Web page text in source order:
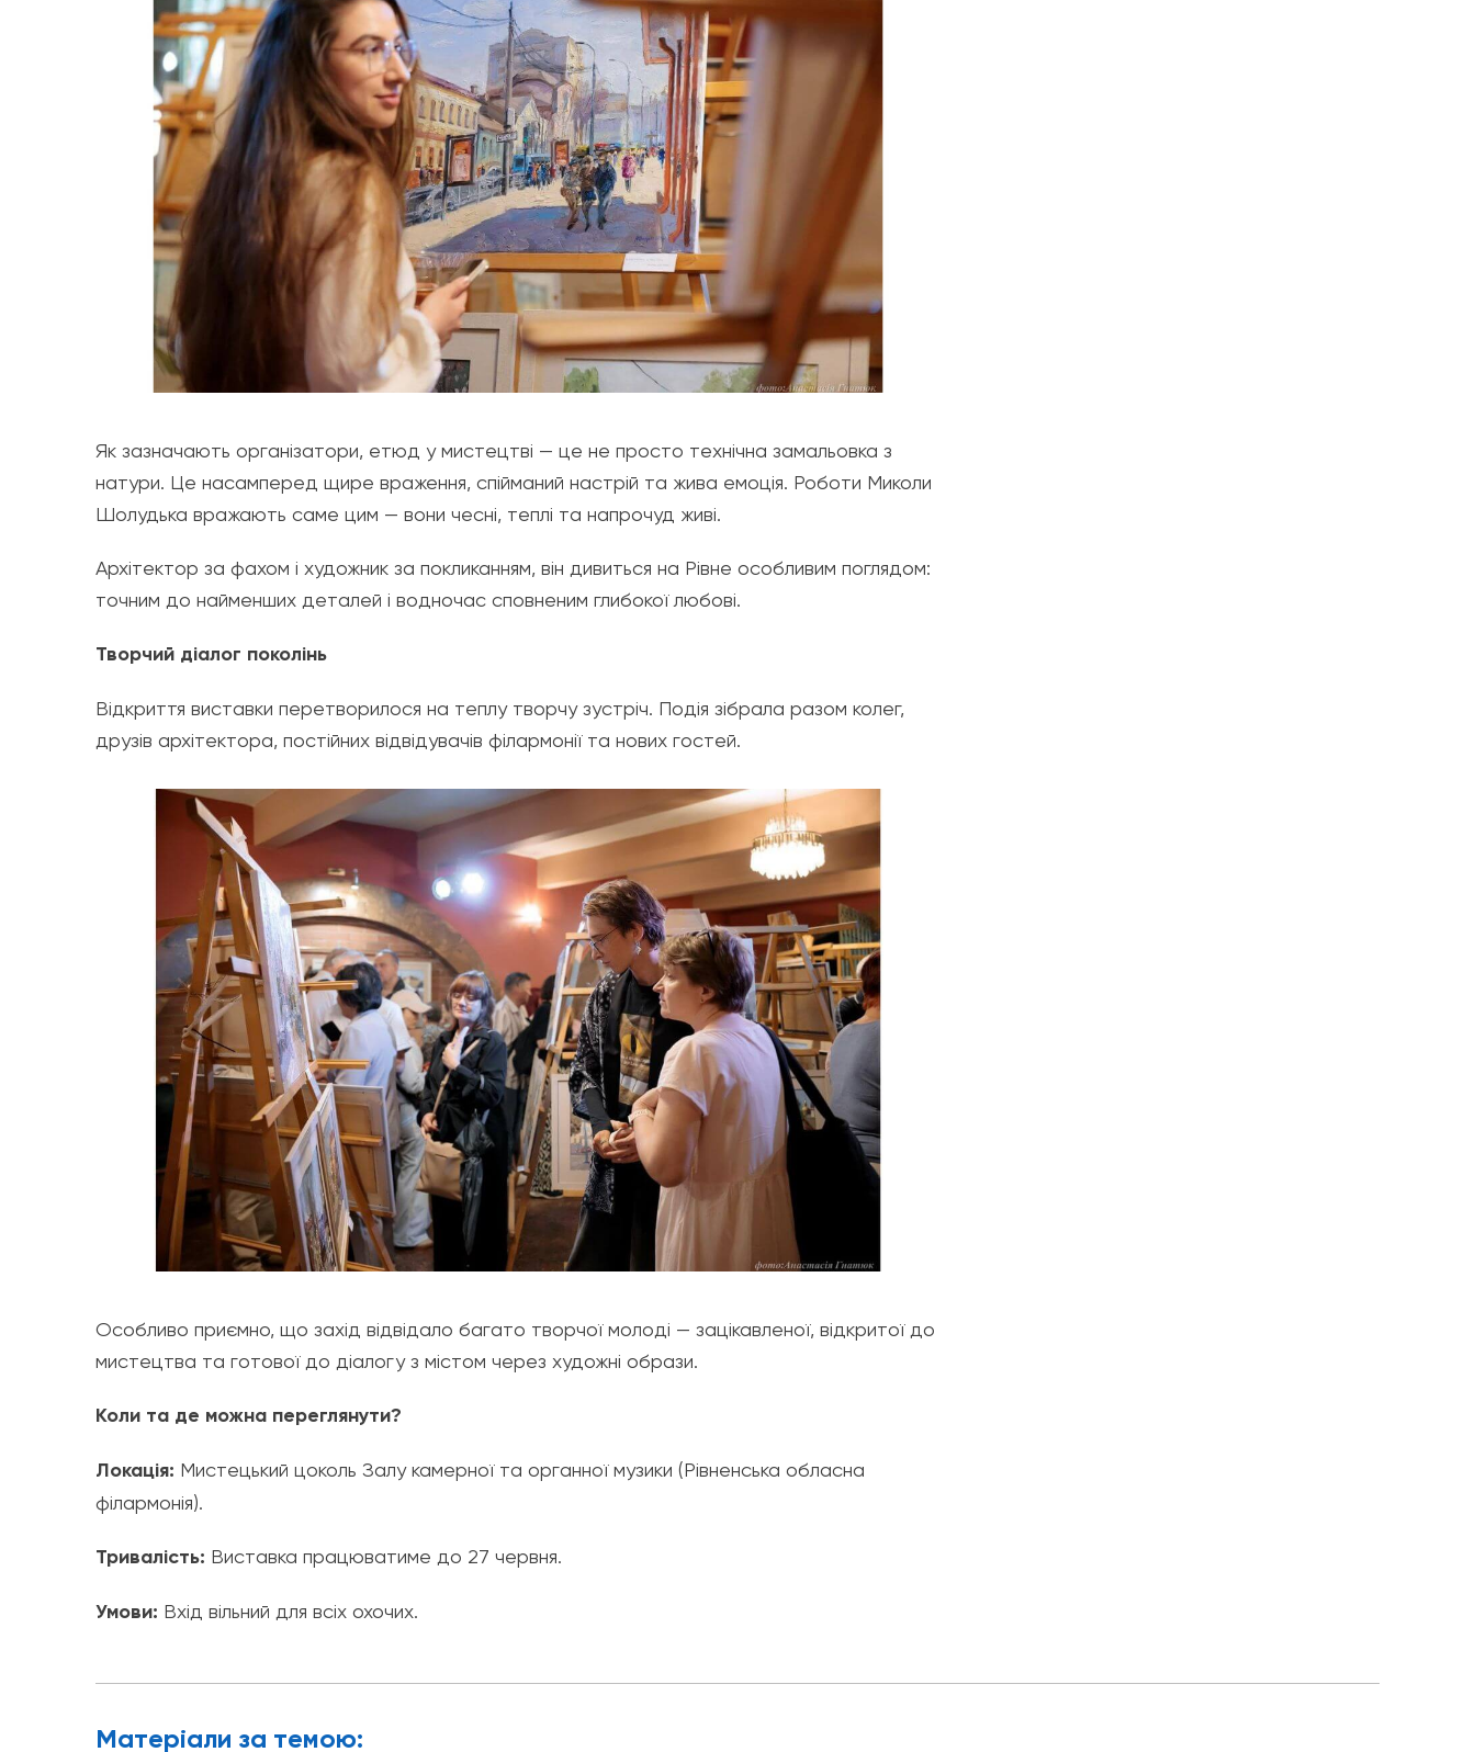
Як зазначають організатори, етюд у мистецтві — це не просто технічна замальовка з
натури. Це насамперед щире враження, спійманий настрій та жива емоція. Роботи Миколи
Шолудька вражають саме цим — вони чесні, теплі та напрочуд живі.
Архітектор за фахом і художник за покликанням, він дивиться на Рівне особливим поглядом:
точним до найменших деталей і водночас сповненим глибокої любові.
Творчий діалог поколінь
Відкриття виставки перетворилося на теплу творчу зустріч. Подія зібрала разом колег,
друзів архітектора, постійних відвідувачів філармонії та нових гостей.
Особливо приємно, що захід відвідало багато творчої молоді — зацікавленої, відкритої до
мистецтва та готової до діалогу з містом через художні образи.
Коли та де можна переглянути?
Локація: Мистецький цоколь Залу камерної та органної музики (Рівненська обласна
філармонія).
Тривалість: Виставка працюватиме до 27 червня.
Умови: Вхід вільний для всіх охочих.
Матерiали за темою: